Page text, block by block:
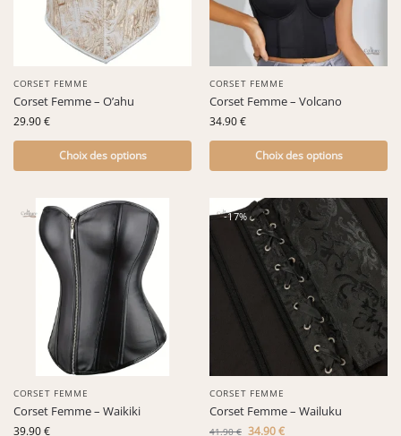
CORSET FEMME
Corset Femme – O’ahu
29.90€
Choix des options
CORSET FEMME
Corset Femme – Volcano
34.90€
Choix des options
CORSET FEMME
Corset Femme – Waikiki
39.90€
-17%
CORSET FEMME
Corset Femme – Wailuku
41.90€ 34.90€